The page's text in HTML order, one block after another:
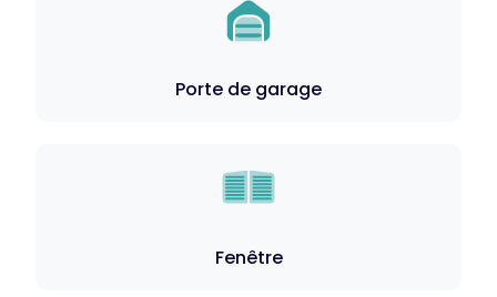
Porte de garage
Fenêtre